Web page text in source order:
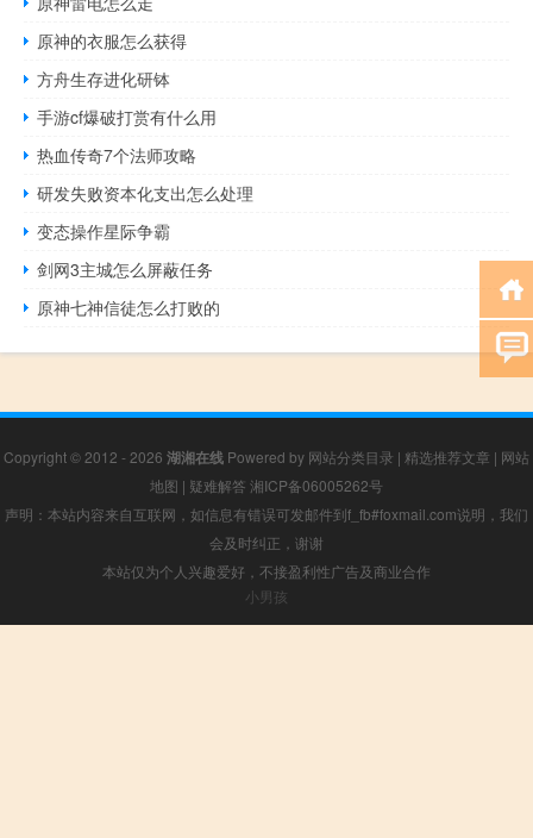
原神的衣服怎么获得
方舟生存进化研钵
手游cf爆破打赏有什么用
热血传奇7个法师攻略
研发失败资本化支出怎么处理
变态操作星际争霸
剑网3主城怎么屏蔽任务
原神七神信徒怎么打败的
Copyright © 2012 - 2026 湖湘在线 Powered by 网站分类目录 | 精选推荐文章 | 网站
地图 | 疑难解答 湘ICP备06005262号
声明：本站内容来自互联网，如信息有错误可发邮件到f_fb#foxmail.com说明，我们
会及时纠正，谢谢
本站仅为个人兴趣爱好，不接盈利性广告及商业合作
小男孩